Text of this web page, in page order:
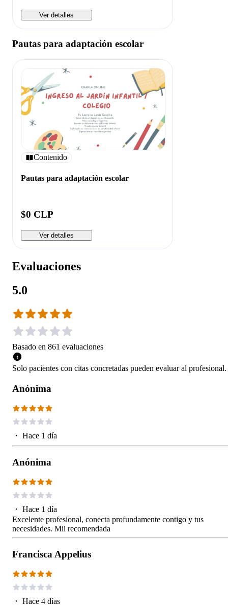
Ver detalles
Pautas para adaptación escolar
Contenido
Pautas para adaptación escolar
$0 CLP
Ver detalles
Evaluaciones
5.0
Basado en 861 evaluaciones
Solo pacientes con citas concretadas pueden evaluar al profesional.
Anónima
・ Hace 1 día
Anónima
・ Hace 1 día
Excelente profesional, conecta profundamente contigo y tus
necesidades. Mil recomendada
Francisca Appelius
・ Hace 4 días